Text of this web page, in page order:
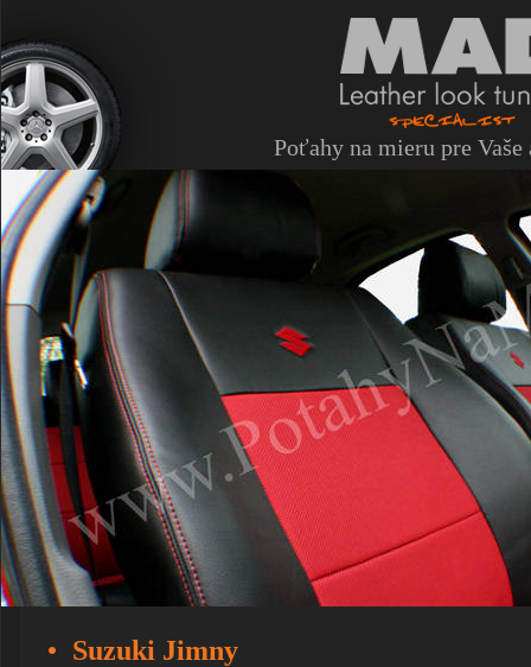
Poťahy na mieru pre Vaše
Suzuki Jimny